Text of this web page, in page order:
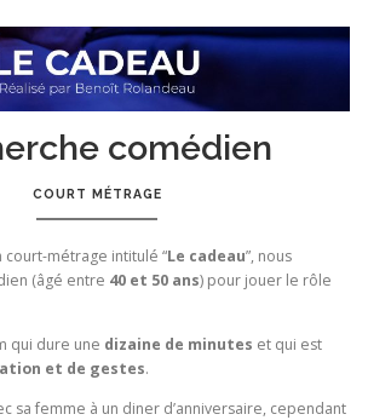
comédien
COURT MÉTRAGE
court-métrage intitulé “Le cadeau”, nous
(âgé entre 40 et 50 ans) pour jouer le rôle
qui dure une dizaine de minutes et qui est
et de gestes.
sa femme à un diner d’anniversaire, cependant